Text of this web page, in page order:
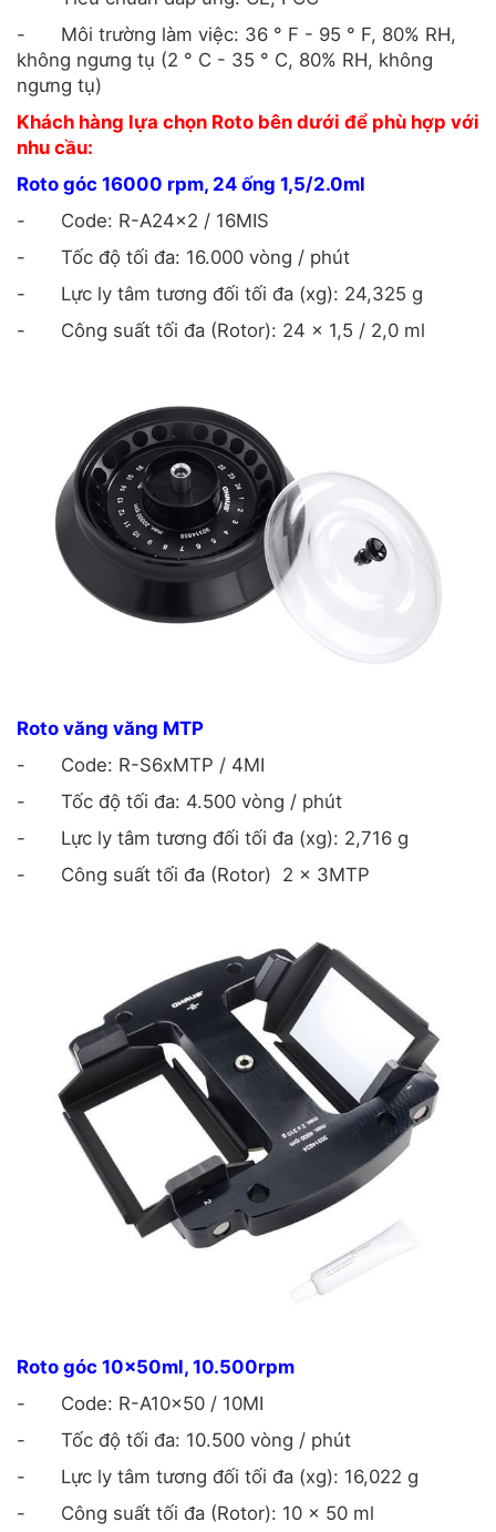
-
Môi trường làm việc: 36 ° F - 95 ° F, 80% RH,
không ngưng tụ (2 ° C - 35 ° C, 80% RH, không
ngưng tụ)
Khách hàng lựa chọn Roto bên dưới để phù hợp với
nhu cầu:
Roto góc 16000 rpm, 24 ống 1,5/2.0ml
-
Code: R-A24x2 / 16MIS
-
Tốc độ tối đa: 16.000 vòng / phút
-
Lực ly tâm tương đối tối đa (xg): 24,325 g
-
Công suất tối đa (Rotor): 24 x 1,5 / 2,0 ml
Roto văng văng MTP
-
Code: R-S6xMTP / 4MI
-
Tốc độ tối đa: 4.500 vòng / phút
-
Lực ly tâm tương đối tối đa (xg): 2,716 g
-
Công suất tối đa (Rotor) 2 x 3MTP
Roto góc 10x50ml, 10.500rpm
-
Code: R-A10x50 / 10MI
-
Tốc độ tối đa: 10.500 vòng / phút
-
Lực ly tâm tương đối tối đa (xg): 16,022 g
-
Công suất tối đa (Rotor): 10 x 50 ml